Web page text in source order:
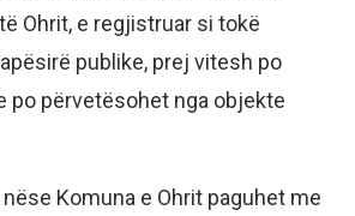
Ohrit, e regjistruar si tokë
publike, prej vitesh po
po përvetësohet nga objekte
Komuna e Ohrit paguhet me